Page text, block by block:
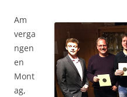
Am
verga
ngen
en
Mont
ag,